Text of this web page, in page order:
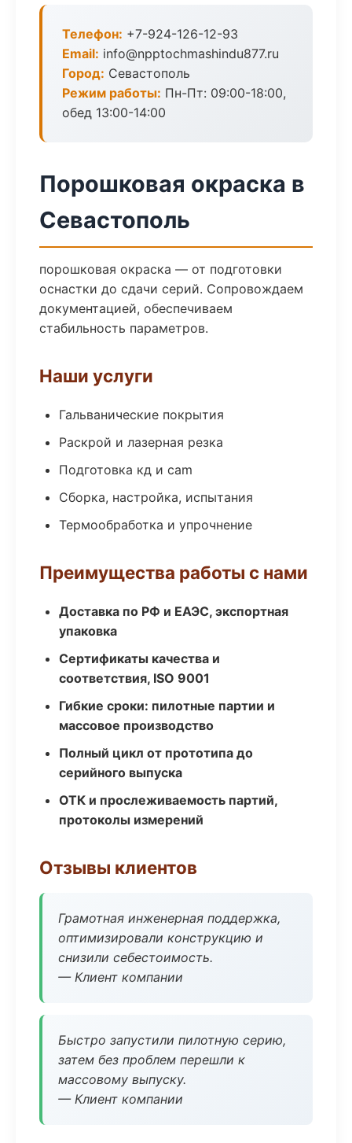
Телефон: +7-924-126-12-93
Email: info@npptochmashindu877.ru
Город: Севастополь
Режим работы: Пн-Пт: 09:00-18:00,
обед 13:00-14:00
Порошковая окраска в
Севастополь
порошковая окраска — от подготовки
оснастки до сдачи серий. Сопровождаем
документацией, обеспечиваем
стабильность параметров.
Наши услуги
Гальванические покрытия
Раскрой и лазерная резка
Подготовка кд и cam
Сборка, настройка, испытания
Термообработка и упрочнение
Преимущества работы с нами
Доставка по РФ и ЕАЭС, экспортная
упаковка
Сертификаты качества и
соответствия, ISO 9001
Гибкие сроки: пилотные партии и
массовое производство
Полный цикл от прототипа до
серийного выпуска
ОТК и прослеживаемость партий,
протоколы измерений
Отзывы клиентов
Грамотная инженерная поддержка,
оптимизировали конструкцию и
снизили себестоимость.
— Клиент компании
Быстро запустили пилотную серию,
затем без проблем перешли к
массовому выпуску.
— Клиент компании